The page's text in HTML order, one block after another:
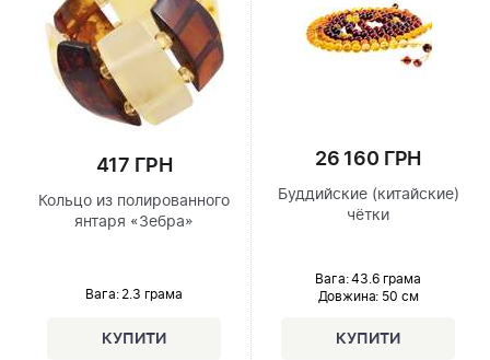
417 ГРН
Кольцо из полированного
янтаря «Зебра»
Вага: 2.3 грама
26 160 ГРН
Буддийские (китайские)
чётки
Вага: 43.6 грама
Довжина: 50 см